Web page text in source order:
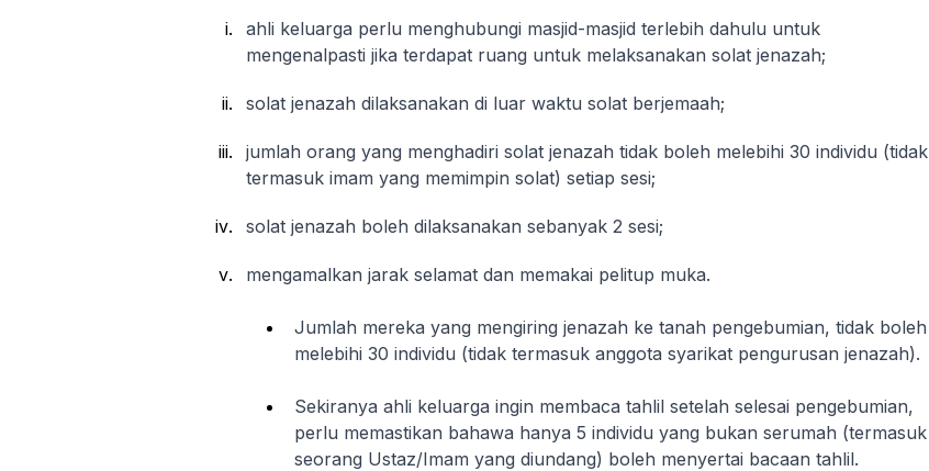
ahli keluarga perlu menghubungi masjid-masjid terlebih dahulu untuk
mengenalpasti jika terdapat ruang untuk melaksanakan solat jenazah;
solat jenazah dilaksanakan di luar waktu solat berjemaah;
jumlah orang yang menghadiri solat jenazah tidak boleh melebihi 30 individu (tidak
termasuk imam yang memimpin solat) setiap sesi;
solat jenazah boleh dilaksanakan sebanyak 2 sesi;
mengamalkan jarak selamat dan memakai pelitup muka.
Jumlah mereka yang mengiring jenazah ke tanah pengebumian, tidak boleh
melebihi 30 individu (tidak termasuk anggota syarikat pengurusan jenazah).
Sekiranya ahli keluarga ingin membaca tahlil setelah selesai pengebumian,
perlu memastikan bahawa hanya 5 individu yang bukan serumah (termasuk
seorang Ustaz/Imam yang diundang) boleh menyertai bacaan tahlil.